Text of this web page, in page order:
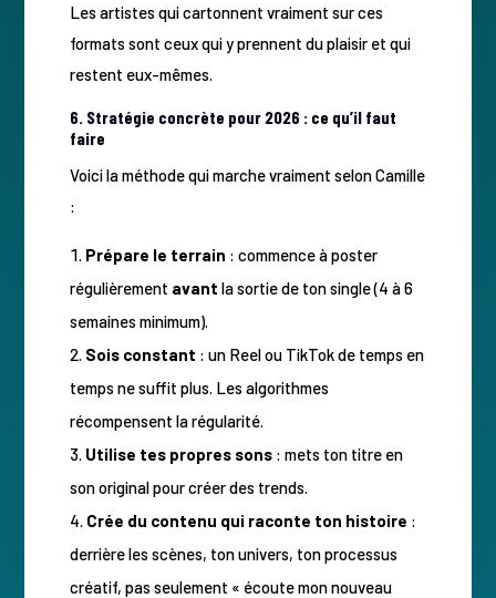
Les artistes qui cartonnent vraiment sur ces
formats sont ceux qui y prennent du plaisir et qui
restent eux-mêmes.
6. Stratégie concrète pour 2026 : ce qu’il faut
faire
Voici la méthode qui marche vraiment selon Camille
:
Prépare le terrain : commence à poster
régulièrement avant la sortie de ton single (4 à 6
semaines minimum).
Sois constant : un Reel ou TikTok de temps en
temps ne suffit plus. Les algorithmes
récompensent la régularité.
Utilise tes propres sons: mets ton titre en
son original pour créer des trends.
Crée du contenu qui raconte ton histoire :
derrière les scènes, ton univers, ton processus
créatif, pas seulement « écoute mon nouveau